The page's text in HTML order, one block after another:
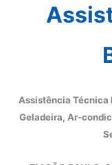
Assistência Técnica
Geladeira, Ar-